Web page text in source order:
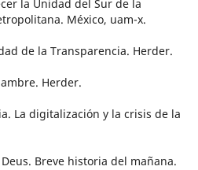
la Unidad del Sur de la
México, uam-x.
de la Transparencia. Herder.
Herder.
La digitalización y la crisis de la
Breve historia del mañana.